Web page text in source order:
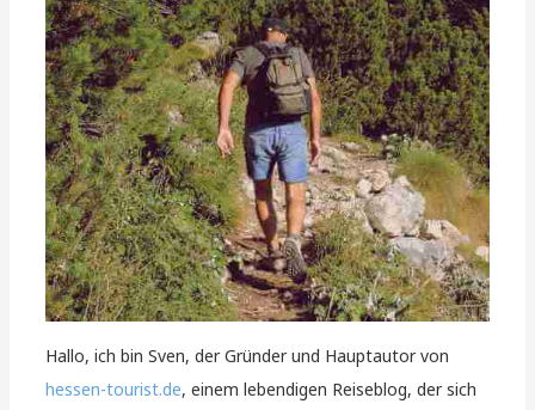
Hallo, ich bin Sven, der Gründer und Hauptautor von
hessen-tourist.de, einem lebendigen Reiseblog, der sich